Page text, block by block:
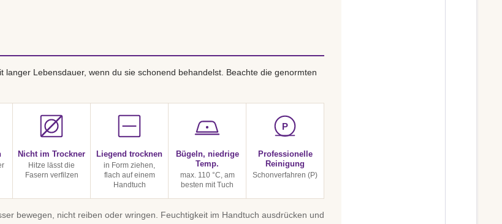
langer Lebensdauer, wenn du sie schonend behandelst. Beachte die genormten
Nicht im Trockner
Hitze lässt die
Fasern verfilzen
Liegend trocknen
in Form ziehen,
flach auf einem
Handtuch
Bügeln, niedrige
Temp.
max. 110 °C, am
besten mit Tuch
P
Professionelle
Reinigung
Schonverfahren (P)
bewegen, nicht reiben oder wringen. Feuchtigkeit im Handtuch ausdrücken und